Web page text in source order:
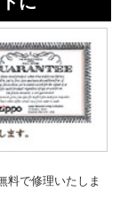
料で修理いたしま